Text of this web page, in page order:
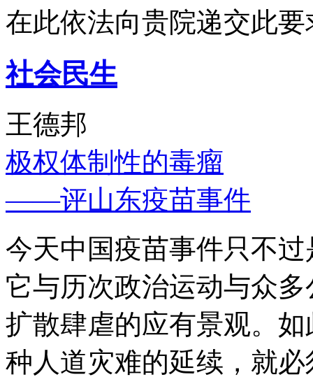
在此依法向贵院递交此要
社会民生
王德邦
极权体制性的毒瘤
——评山东疫苗事件
今天中国疫苗事件只不
它与历次政治运动与众
扩散肆虐的应有景观。
种人道灾难的延续，就